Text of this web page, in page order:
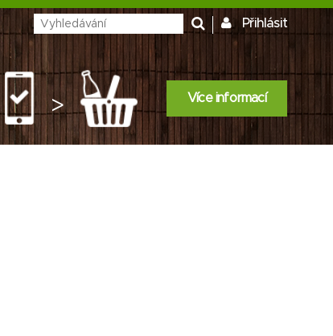
Přihlásit
> Více informací